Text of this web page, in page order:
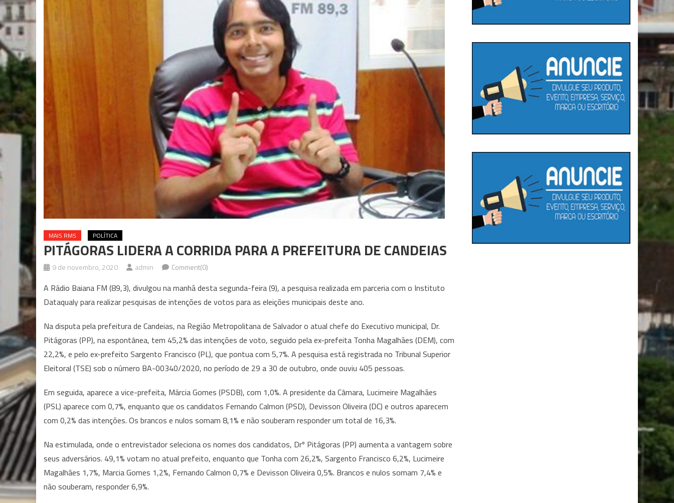
MAIS RMS POLÍTICA
PITÁGORAS LIDERA A CORRIDA PARA A PREFEITURA DE CANDEIAS
9 de novembro, 2020 admin Comment(0)
A Rádio Baiana FM (89,3), divulgou na manhã desta segunda-feira (9), a pesquisa realizada em parceria com o Instituto
Dataqualy para realizar pesquisas de intenções de votos para as eleições municipais deste ano.
Na disputa pela prefeitura de Candeias, na Região Metropolitana de Salvador o atual chefe do Executivo municipal, Dr.
Pitágoras (PP), na espontânea, tem 45,2% das intenções de voto, seguido pela ex-prefeita Tonha Magalhães (DEM), com
22,2%, e pelo ex-prefeito Sargento Francisco (PL), que pontua com 5,7%. A pesquisa está registrada no Tribunal Superior
Eleitoral (TSE) sob o número BA-00340/2020, no período de 29 a 30 de outubro, onde ouviu 405 pessoas.
Em seguida, aparece a vice-prefeita, Márcia Gomes (PSDB), com 1,0%. A presidente da Câmara, Lucimeire Magalhães
(PSL) aparece com 0,7%, enquanto que os candidatos Fernando Calmon (PSD), Devisson Oliveira (DC) e outros aparecem
com 0,2% das intenções. Os brancos e nulos somam 8,1% e não souberam responder um total de 16,3%.
Na estimulada, onde o entrevistador seleciona os nomes dos candidatos, Drº Pitágoras (PP) aumenta a vantagem sobre
seus adversários. 49,1% votam no atual prefeito, enquanto que Tonha com 26,2%, Sargento Francisco 6,2%, Lucimeire
Magalhães 1,7%, Marcia Gomes 1,2%, Fernando Calmon 0,7% e Devisson Oliveira 0,5%. Brancos e nulos somam 7,4% e
não souberam, responder 6,9%.